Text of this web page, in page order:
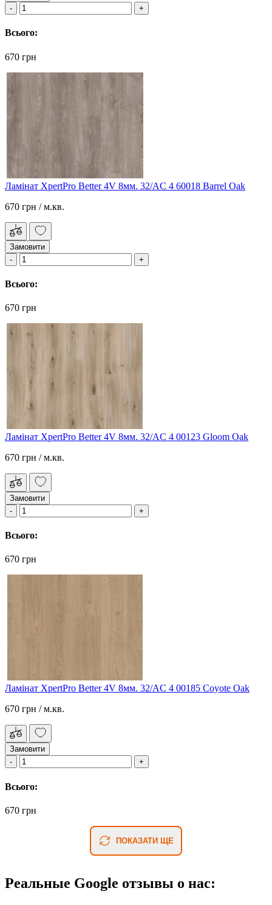
Всього:
670 грн
Ламінат XpertPro Better 4V 8мм. 32/AC 4 60018 Barrel Oak
670 грн / м.кв.
Замовити
Всього:
670 грн
Ламінат XpertPro Better 4V 8мм. 32/AC 4 00123 Gloom Oak
670 грн / м.кв.
Замовити
Всього:
670 грн
Ламінат XpertPro Better 4V 8мм. 32/AC 4 00185 Coyote Oak
670 грн / м.кв.
Замовити
Всього:
670 грн
ПОКАЗАТИ ЩЕ
Реальные Google отзывы о нас: